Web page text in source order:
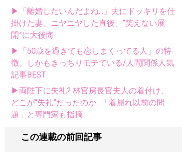
▶「離婚したいんだよね...」夫にドッキリを仕
掛けた妻。ニヤニヤした直後、“笑えない展
開”に大後悔
▶「50歳を過ぎても恋しまくってる人」の特
徴。しかもきっちりモテている/人間関係人気
記事BEST
▶両陛下に失礼? 林官房長官夫人の着付け、
どこが“失礼”だったのか...「着崩れ以前の問
題」と専門家も指摘
この連載の前回記事